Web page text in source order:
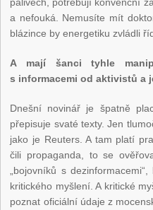
palivech, potřebují konvenční
a nefouká. Nemusíte mít
blázince by energetiku zvládli
A mají šanci tyhle
s informacemi od aktivistů a
Dnešní novinář je špatně
přepisuje svaté texty. Jen
jako je Reuters. A tam platí
čili propaganda, to se
„bojovníků s
kritického myšlení. A kritické
poznat oficiální údaje z